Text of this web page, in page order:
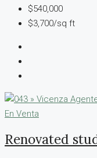
$540,000
$3,700/sq ft
En Venta
Renovated